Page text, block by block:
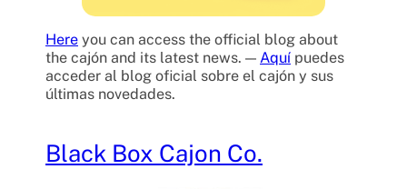
Here you can access the official blog about
the cajón and its latest news. — Aquí puedes
acceder al blog oficial sobre el cajón y sus
últimas novedades.
Black Box Cajon Co.